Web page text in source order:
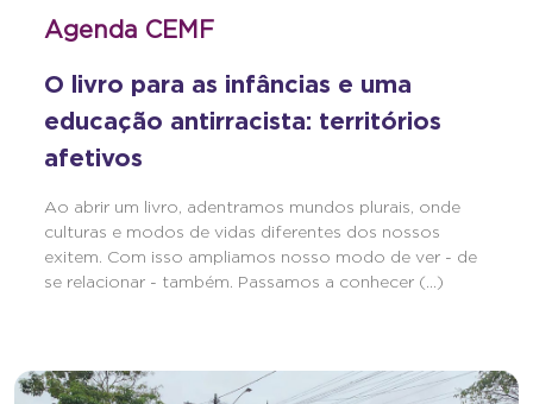
Agenda CEMF
O livro para as infâncias e uma
educação antirracista: territórios
afetivos
Ao abrir um livro, adentramos mundos plurais, onde
culturas e modos de vidas diferentes dos nossos
exitem. Com isso ampliamos nosso modo de ver - de
se relacionar - também. Passamos a conhecer (...)